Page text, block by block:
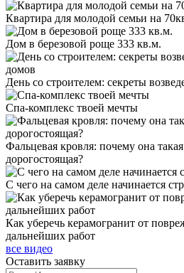
Квартира для молодой семьи на
Дом в березовой роще 333 кв.м.
День со строителем: секреты
Спа-комплекс твоей мечты
Фальцевая кровля: почему она
дорогостоящая?
С чего на самом деле начинается
Как уберечь керамогранит от
дальнейших работ
все видео
Оставить заявку